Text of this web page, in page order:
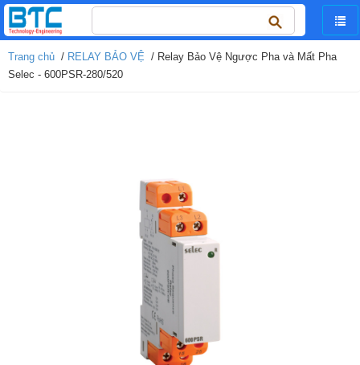
Tìm
kiếm
Trang chủ / RELAY BẢO VỆ / Relay Bảo Vệ Ngược Pha và Mất Pha
Selec - 600PSR-280/520